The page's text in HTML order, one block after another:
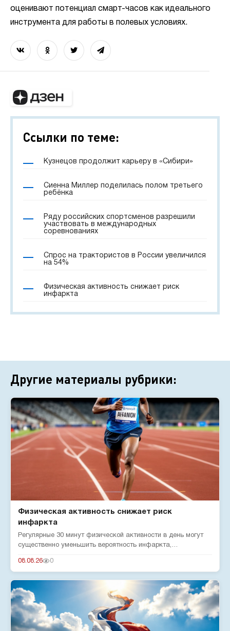
оценивают потенциал смарт-часов как идеального
инструмента для работы в полевых условиях.
Ссылки по теме:
Кузнецов продолжит карьеру в «Сибири»
Сиенна Миллер поделилась полом третьего
ребёнка
Ряду российских спортсменов разрешили
участвовать в международных
соревнованиях
Спрос на трактористов в России увеличился
на 54%
Физическая активность снижает риск
инфаркта
Другие материалы рубрики:
Физическая активность снижает риск
инфаркта
Регулярные 30 минут физической активности в день могут
существенно уменьшить вероятность инфаркта,
08.08.26 0